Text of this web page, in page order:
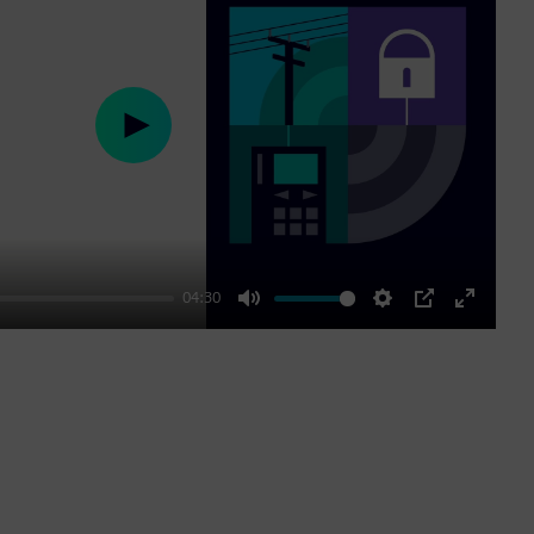
04:30
Mute Settings
PIP
Enter
Play